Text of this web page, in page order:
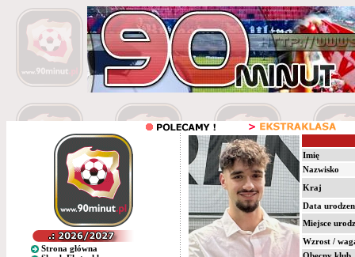
Strona główna
Imię
Nazwisko
Kraj
Data
Miejsce
Wzrost /